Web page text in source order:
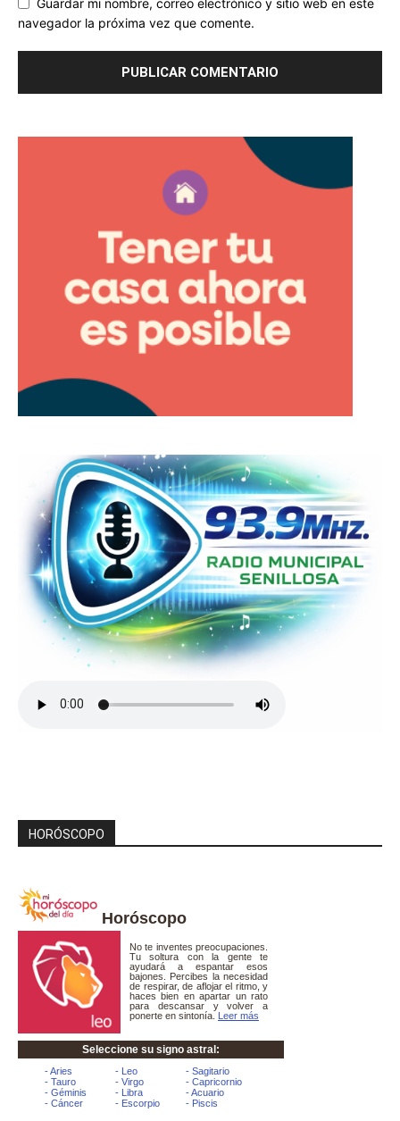
navegador la próxima vez que comente.
HORÓSCOPO
Horóscopo